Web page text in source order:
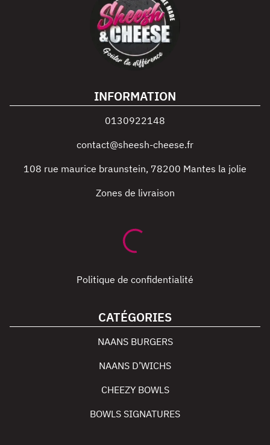
INFORMATION
0130922148
contact@sheesh-cheese.fr
108 rue maurice braunstein, 78200 Mantes la jolie
Zones de livraison
Politique de confidentialité
CATÉGORIES
NAANS BURGERS
NAANS D’WICHS
CHEEZY BOWLS
BOWLS SIGNATURES